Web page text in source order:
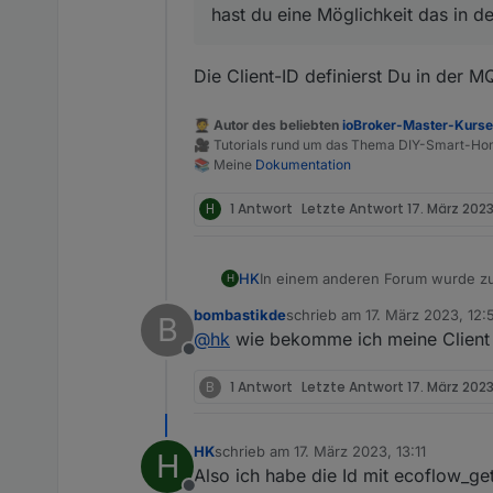
@ haus-automatisierung, hast du
hast du eine Möglichkeit das in
Die Client-ID definierst Du in der
🧑‍🎓 Autor des beliebten ioBroker-Master-
🎥 Tutorials rund um das Thema DIY-Smart-
📚 Meine Dokumentation
H 1 Antwort Letzte Antwort 17. März
H HKIn einem anderen Forum wurde
Ecoflow mqtt is no longer
auth/app/certification still works
B
Offline
bombastikdeschrieb am 17. März 2023,
zuletzt editiert von
@hk wie bekomme ich meine
B 1 Antwort Letzte Antwort 17. März
H HKschrieb am 17. März 2023, 13:11
zuletzt editiert von
Also ich habe die Id mit